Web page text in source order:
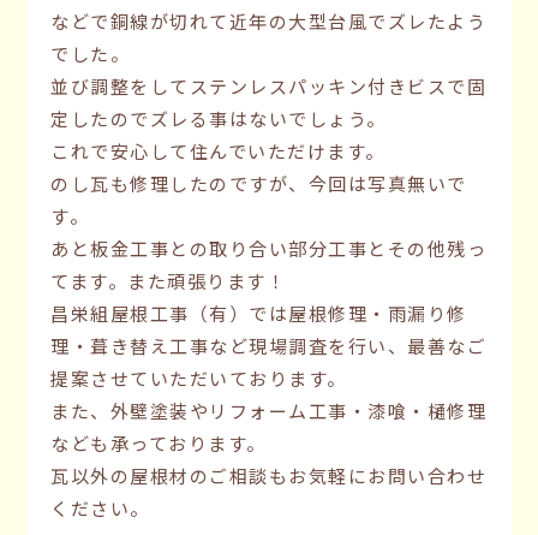
などで銅線が切れて近年の大型台風でズレたよう
でした。
並び調整をしてステンレスパッキン付きビスで固
定したのでズレる事はないでしょう。
これで安心して住んでいただけます。
のし瓦も修理したのですが、今回は写真無いで
す。
あと板金工事との取り合い部分工事とその他残っ
てます。また頑張ります！
昌栄組屋根工事（有）では屋根修理・雨漏り修
理・葺き替え工事など現場調査を行い、最善なご
提案させていただいております。
また、外壁塗装やリフォーム工事・漆喰・樋修理
なども承っております。
瓦以外の屋根材のご相談もお気軽にお問い合わせ
ください。